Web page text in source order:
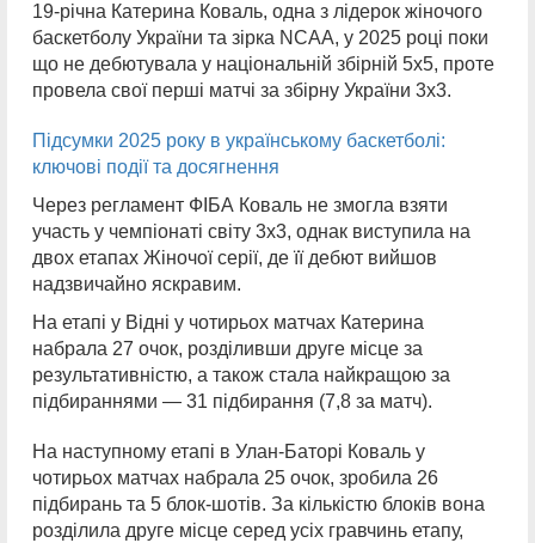
19-річна Катерина Коваль, одна з лідерок жіночого
баскетболу України та зірка NCAA, у 2025 році поки
що не дебютувала у національній збірній 5х5, проте
провела свої перші матчі за збірну України 3х3.
Підсумки 2025 року в українському баскетболі:
ключові події та досягнення
Через регламент ФІБА Коваль не змогла взяти
участь у чемпіонаті світу 3х3, однак виступила на
двох етапах Жіночої серії, де її дебют вийшов
надзвичайно яскравим.
На етапі у Відні у чотирьох матчах Катерина
набрала 27 очок, розділивши друге місце за
результативністю, а також стала найкращою за
підбираннями — 31 підбирання (7,8 за матч).
На наступному етапі в Улан-Баторі Коваль у
чотирьох матчах набрала 25 очок, зробила 26
підбирань та 5 блок-шотів. За кількістю блоків вона
розділила друге місце серед усіх гравчинь етапу,